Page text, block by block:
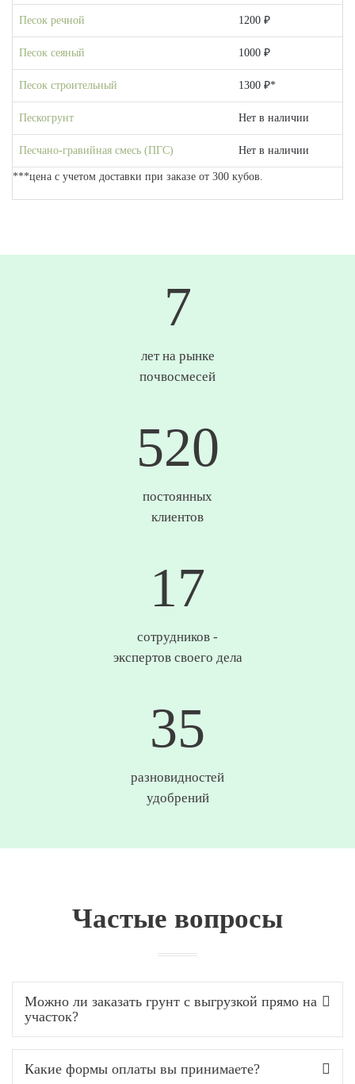
Песок речной 1200 ₽
Песок сеяный 1000 ₽
Песок строительный 1300 ₽*
Пескогрунт Нет в наличии
Песчано-гравийная смесь (ПГС) Нет в наличии
***цена с учетом доставки при заказе от 300 кубов.
9
лет на рынке
почвосмесей
693
постоянных
клиентов
23
сотрудников -
экспертов своего дела
46
разновидностей
удобрений
Частые вопросы
Можно ли заказать грунт с выгрузкой прямо на
участок?
Какие формы оплаты вы принимаете?